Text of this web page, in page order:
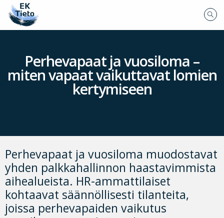
Perhevapaat ja vuosiloma –
miten vapaat vaikuttavat lomien
kertymiseen
Perhevapaat ja vuosiloma muodostavat
yhden palkkahallinnon haastavimmista
aihealueista. HR-ammattilaiset
kohtaavat säännöllisesti tilanteita,
joissa perhevapaiden vaikutus